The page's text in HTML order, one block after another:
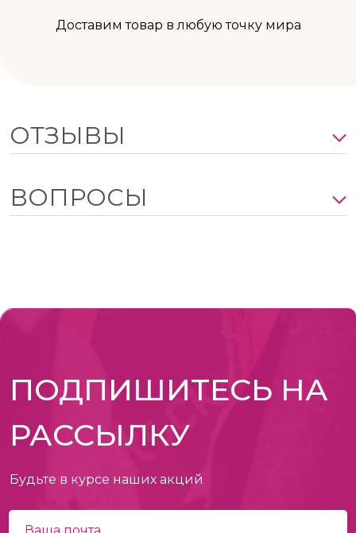
Доставим товар в любую точку мира
ОТЗЫВЫ
ВОПРОСЫ
ПОДПИШИТЕСЬ НА
РАССЫЛКУ
Будьте в курсе наших акций